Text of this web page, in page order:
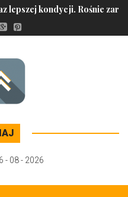
lepszej kondycji. Rośnie
- 08 - 2026